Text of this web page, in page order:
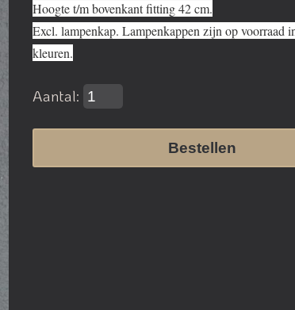
Hoogte t/m bovenkant fitting 42 cm.
Excl. lampenkap. Lampenkappen zijn op voorraad
kleuren.
Aantal:
Bestellen